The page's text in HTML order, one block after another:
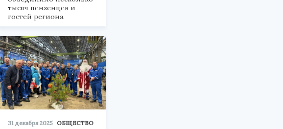
тысяч пензенцев и
гостей региона.
31 декабря 2025 ОБЩЕСТВО